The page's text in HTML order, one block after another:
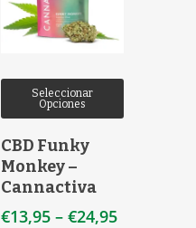
Seleccionar
Opciones
CBD Funky
Monkey –
Cannactiva
€13,95 – €24,95